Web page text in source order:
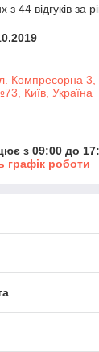
44 відгуків за
Компресорна 3,
Київ, Україна
з 09:00 до
графік роботи